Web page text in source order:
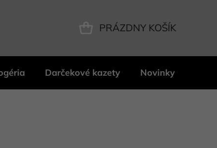
PRÁZDNY KOŠÍK
Darčekové kazety Novinky